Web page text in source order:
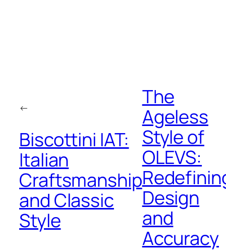
←
Biscottini IAT:
Italian
Craftsmanship
and Classic
Style
The
Ageless
Style of
OLEVS:
Design
and
Accuracy